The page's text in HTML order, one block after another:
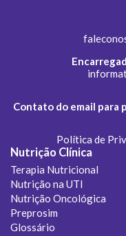
Contato do email para
Política de
Nutrição Clínica
Terapia Nutricional
Nutrição na UTI
Nutrição Oncológica
Preprosim
Glossário